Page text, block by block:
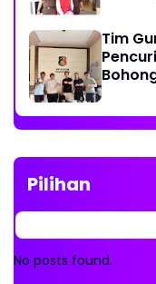
Tim
Pilihan
No posts found.